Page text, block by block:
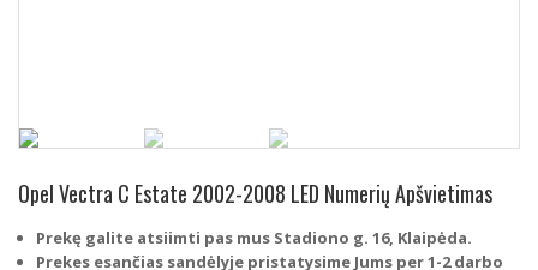
Opel Vectra C Estate 2002-2008 LED Numerių Apšvietimas
Prekę galite atsiimti pas mus Stadiono g. 16, Klaipėda.
Prekes esančias sandėlyje pristatysime Jums per 1-2 darbo